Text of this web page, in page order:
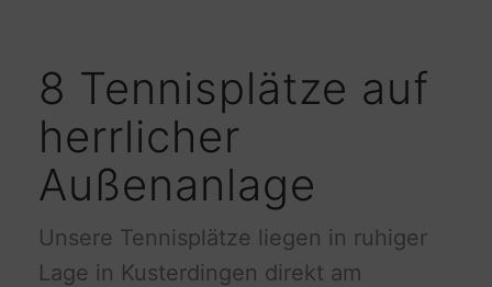
8 Tennisplätze auf
herrlicher
Außenanlage
Unsere Tennisplätze liegen in ruhiger
Lage in Kusterdingen direkt am